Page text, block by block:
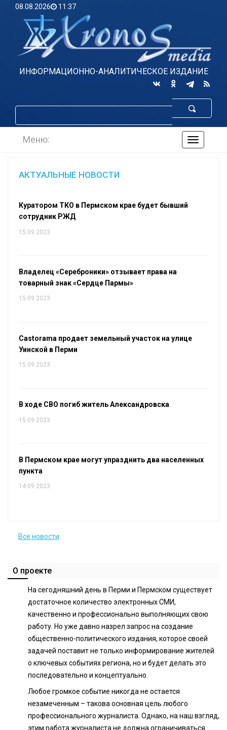
08.08.2026 11:37
ИНФОРМАЦИОННО-АНАЛИТИЧЕСКОЕ ИЗДАНИЕ
по
Меню:
АКТУАЛЬНЫЕ НОВОСТИ
Куратором ТКО в Пермском крае будет бывший
сотрудник РЖД
15.09.2023
Владелец «Сереброники» отзывает права на
товарный знак «Сердце Пармы»
15.09.2023
Castorama продает земельный участок на улице
Уинской в Перми
15.09.2023
В ходе СВО погиб житель Александровска
15.09.2023
В Пермском крае могут упразднить два населенных
пункта
14.09.2023
Все новости
О проекте
На сегодняшний день в Перми и Пермском существует
достаточное количество электронных СМИ,
качественно и профессионально выполняющих свою
работу. Но уже давно назрел запрос на создание
общественно-политического издания, которое своей
задачей поставит не только информирование жителей
о ключевых событиях региона, но и будет делать это
последовательно и концептуально.
Любое громкое событие никогда не остается
незамеченным – такова основная цель любого
профессионального журналиста. Однако, на наш взгляд,
этим работа журналиста не должна ограничиваться.